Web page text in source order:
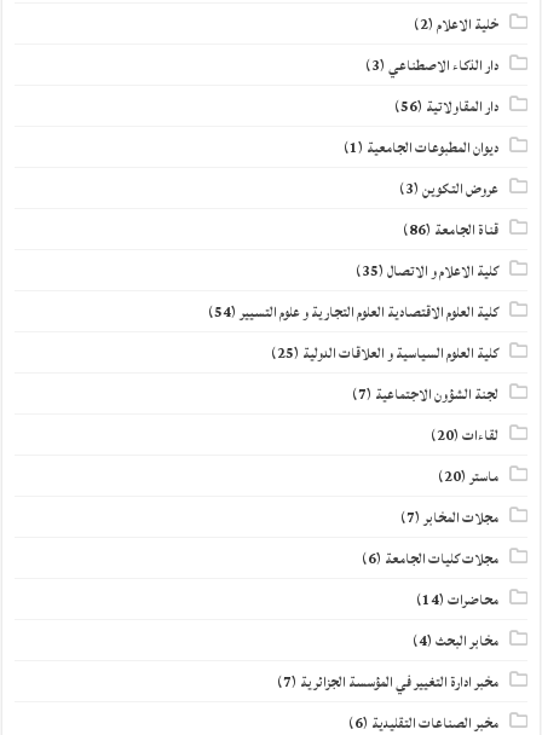
خلية الاعلام(2)
دار الذكاء الاصطناعي(3)
دار المقاولاتية (56)
ديوان المطبوعات الجامعية (1)
عروض التكوين(3)
قناة الجامعة (86)
كلية الاعلام و الاتصال(35)
كلية العلوم الاقتصادية العلوم التجارية و علوم التسيير(54)
كلية العلوم السياسية و العلاقات الدولية (25)
لجنة الشؤون الاجتماعية (7)
لقاءات(20)
ماستر(20)
مجلات المخابر(7)
مجلات كليات الجامعة (6)
محاضرات(14)
مخابر البحث(4)
مخبر ادارة التغيير في المؤسسة الجزائرية (7)
مخبر الصناعات التقليدية (6)